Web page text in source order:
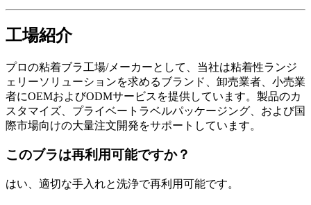
工場紹介
プロの粘着ブラ工場/メーカーとして、当社は粘着性ランジ
ェリーソリューションを求めるブランド、卸売業者、小売業
者にOEMおよびODMサービスを提供しています。製品のカ
スタマイズ、プライベートラベルパッケージング、および国
際市場向けの大量注文開発をサポートしています。
このブラは再利用可能ですか？
はい、適切な手入れと洗浄で再利用可能です。